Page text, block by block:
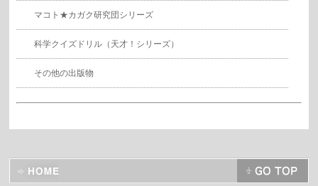
マコト★カガク研究団シリーズ
科学クイズドリル（天才！シリーズ）
その他の出版物